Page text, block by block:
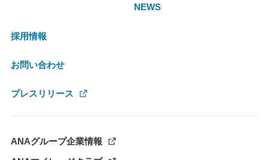
NEWS
採用情報
お問い合わせ
プレスリリース
ANAグループ企業情報